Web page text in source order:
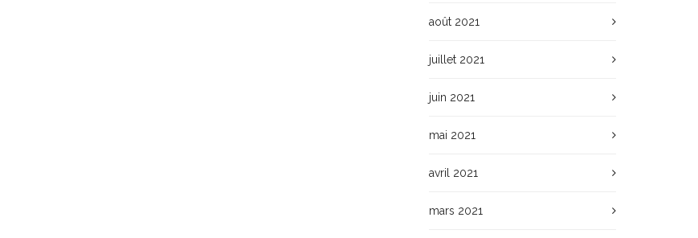
août 2021
juillet 2021
juin 2021
mai 2021
avril 2021
mars 2021